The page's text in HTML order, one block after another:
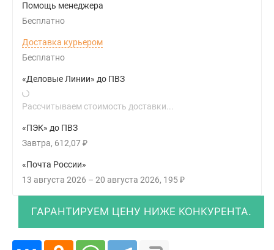
Помощь менеджера
Бесплатно
Доставка курьером
Бесплатно
«Деловые Линии» до ПВЗ
Рассчитываем стоимость доставки...
«ПЭК» до ПВЗ
Завтра 612,07₽
«Почта России»
13 августа 2026 – 20 августа 2026 195₽